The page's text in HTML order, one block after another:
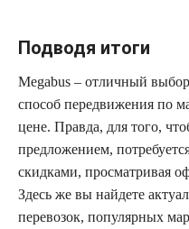
Подводя итоги
Megabus – отличный
способ передвижения по
цене. Правда, для того,
предложением,
скидками, просматривая
Здесь же вы найдете
перевозок, популярных